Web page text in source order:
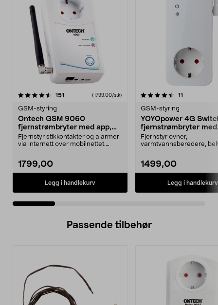
151 anmeldelser(1799,00/stk)
GSM-styring
Ontech GSM 9060
fjernstrømbryter med app,
4G
Fjernstyr stikkontakter og alarmer
via internett over mobilnettet.
1799,00
Legg i handlekurv
4.5 av 5 stjerner 11
GSM-styring
YOYOpower 4G
fjernstrømbryter med
temperaturalarm
Fjernstyr ovner,
varmtvannsberedere,
1499,00
Legg i handlekurv
4.5 av 5 stjerner
Passende tilbehør